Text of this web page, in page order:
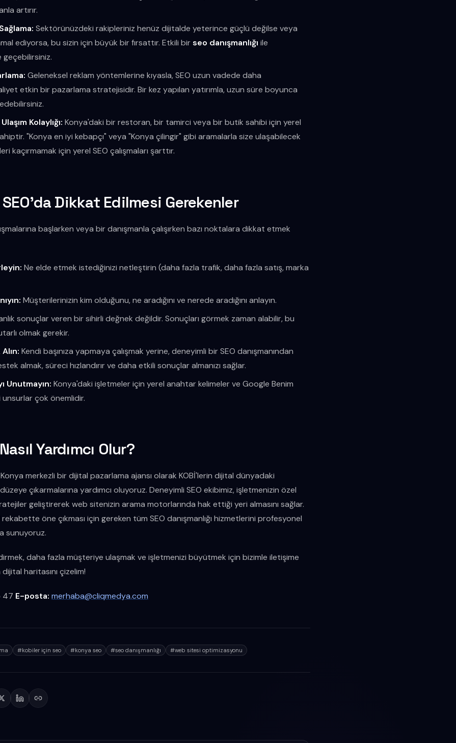
artırır.
Sektörünüzdeki rakipleriniz henüz dijitalde yeterince güçlü değilse veya
ediyorsa, bu sizin için büyük bir fırsattır. Etkili birseo danışmanlığı ile
Geleneksel reklam yöntemlerine kıyasla, SEO uzun vadede daha
etkin bir pazarlama stratejisidir. Bir kez yapılan yatırımla, uzun süre boyunca
Kolaylığı: Konya'daki bir restoran, bir tamirci veya bir butik sahibi için yerel
"Konya en iyi kebapçı" veya "Konya çilingir" gibi aramalarla size ulaşabilecek
kaçırmamak için yerel SEO çalışmaları şarttır.
Dikkat Edilmesi Gerekenler
başlarken veya bir danışmanla çalışırken bazı noktalara dikkat etmek
Ne elde etmek istediğinizi netleştirin (daha fazla trafik, daha fazla satış, marka
Müşterilerinizin kim olduğunu, ne aradığını ve nerede aradığını anlayın.
sonuçlar veren bir sihirli değnek değildir. Sonuçları görmek zaman alabilir, bu
olmak gerekir.
Kendi başınıza yapmaya çalışmak yerine, deneyimli bir SEO danışmanından
almak, süreci hızlandırır ve daha etkili sonuçlar almanızı sağlar.
Unutmayın: Konya'daki işletmeler için yerel anahtar kelimeler ve Google Benim
unsurlar çok önemlidir.
Yardımcı Olur?
merkezli bir dijital pazarlama ajansı olarak KOBİ'lerin dijital dünyadaki
çıkarmalarına yardımcı oluyoruz. Deneyimli SEO ekibimiz, işletmenizin özel
geliştirerek web sitenizin arama motorlarında hak ettiği yeri almasını sağlar.
öne çıkması için gereken tüm SEO danışmanlığı hizmetlerini profesyonel
sunuyoruz.
daha fazla müşteriye ulaşmak ve işletmenizi büyütmek için bizimle iletişime
haritasını çizelim!
47 E-posta: merhaba@cliqmedya.com
#kobiler için seo #konya seo #seo danışmanlığı #web sitesi optimizasyonu